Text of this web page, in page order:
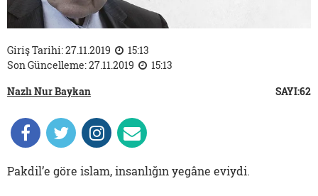
Giriş Tarihi: 27.11.2019
15:13
Son Güncelleme: 27.11.2019
15:13
Nazlı Nur Baykan
SAYI:62
Pakdil’e göre islam, insanlığın yegâne eviydi.